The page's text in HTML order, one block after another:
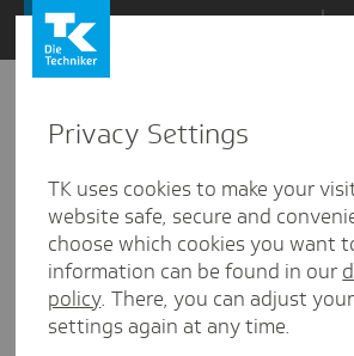
Zum
Inhalt
springen
Privacy Settings
TK uses cookies to make your
website safe, secure and
choose which cookies you want
information can be found in our
policy. There, you can adjust
settings again at any time.